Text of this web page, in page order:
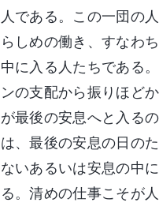
人である。この一団の
らしめの働き、すなわ
中に入る人たちである
ンの支配から振りほど
が最後の安息へと入る
は、最後の安息の日の
ないあるいは安息の中
る。清めの仕事こそが